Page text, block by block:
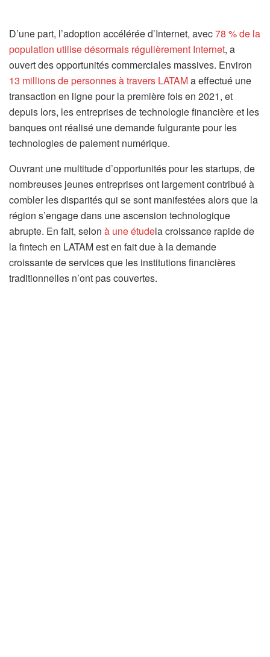
D’une part, l’adoption accélérée d’Internet, avec78 % de la
population utilise désormais régulièrement Internet, a
ouvert des opportunités commerciales massives. Environ
13 millions de personnes à travers LATAMa effectué une
transaction en ligne pour la première fois en 2021, et
depuis lors, les entreprises de technologie financière et les
banques ont réalisé une demande fulgurante pour les
technologies de paiement numérique.
Ouvrant une multitude d’opportunités pour les startups, de
nombreuses jeunes entreprises ont largement contribué à
combler les disparités qui se sont manifestées alors que la
région s’engage dans une ascension technologique
abrupte. En fait, selon à une étudela croissance rapide de
la fintech en LATAM est en fait due à la demande
croissante de services que les institutions financières
traditionnelles n’ont pas couvertes.